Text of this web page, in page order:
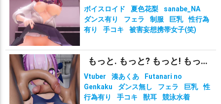
ボイスロイド 夏色花梨
sanabe_NA
ダンス有り
フェラ 制服 巨乳
性行為
有り
手コキ 被害妄想携帯女子(笑)
もっと. もっと? もっと! もっと!?!?
Vtuber 湊あくあ
Futanari no
Genkaku
ダンス無し フェラ 巨乳
性
行為有り
手コキ 獣耳 競泳水着